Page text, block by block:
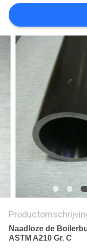
Naadloze de
ASTM A210 Gr. C